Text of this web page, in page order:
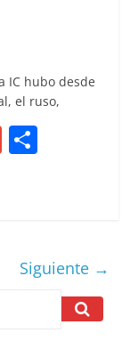
IC hubo desde
el ruso,
G
ar
tir
Siguiente →